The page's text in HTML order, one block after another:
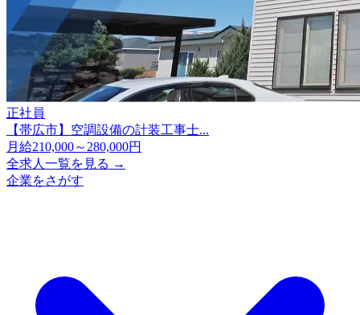
正社員
【帯広市】空調設備の計装工事士...
月給210,000～280,000円
全求人一覧を見る →
企業をさがす